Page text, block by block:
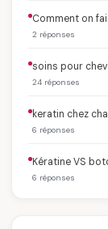
Comment on
2 réponses
soins pour
24 réponses
keratin chez
6 réponses
Kératine VS
6 réponses